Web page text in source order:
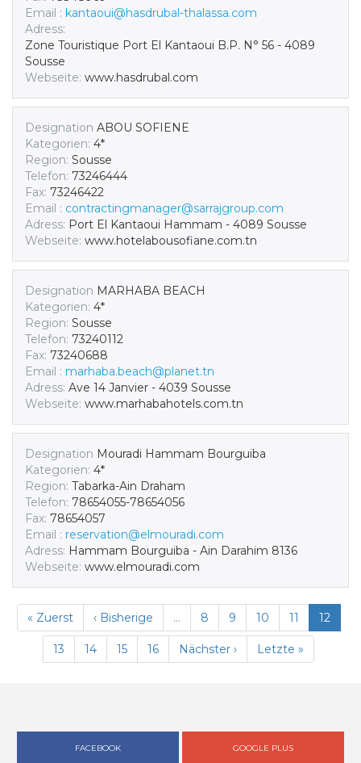
Email : kantaoui@hasdrubal-thalassa.com
Adress:
Zone Touristique Port El Kantaoui B.P. N° 56 - 4089
Sousse
Webseite: www.hasdrubal.com
Designation ABOU SOFIENE
Kategorien: 4*
Region: Sousse
Telefon: 73246444
Fax: 73246422
Email : contractingmanager@sarrajgroup.com
Adress: Port El Kantaoui Hammam - 4089 Sousse
Webseite: www.hotelabousofiane.com.tn
Designation MARHABA BEACH
Kategorien: 4*
Region: Sousse
Telefon: 73240112
Fax: 73240688
Email : marhaba.beach@planet.tn
Adress: Ave 14 Janvier - 4039 Sousse
Webseite: www.marhabahotels.com.tn
Designation Mouradi Hammam Bourguiba
Kategorien: 4*
Region: Tabarka-Ain Draham
Telefon: 78654055-78654056
Fax: 78654057
Email : reservation@elmouradi.com
Adress: Hammam Bourguiba - Ain Darahim 8136
Webseite: www.elmouradi.com
« Zuerst ‹ Bisherige … 8 9 10 11 12
13 14 15 16 Nächster › Letzte »
FACEBOOK GOOGLE PLUS